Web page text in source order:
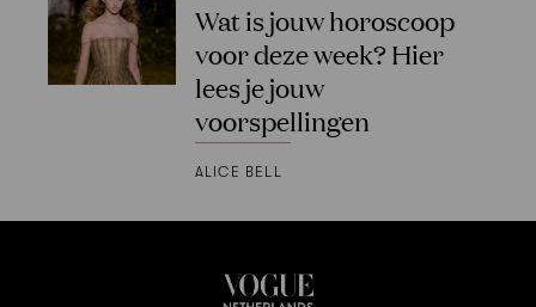
Wat is jouw horoscoop
voor deze week? Hier
lees je jouw
voorspellingen
ALICE BELL